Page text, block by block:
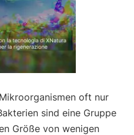
oft nur
sind eine Gruppe
Größe von wenigen